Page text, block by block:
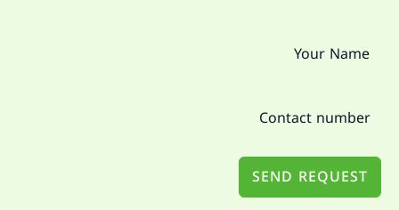
SEND REQUEST